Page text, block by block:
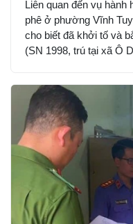
Liên quan đến vụ hành
phê ở phường Vĩnh
cho biết đã khởi tố và
(SN 1998, trú tại xã Ô